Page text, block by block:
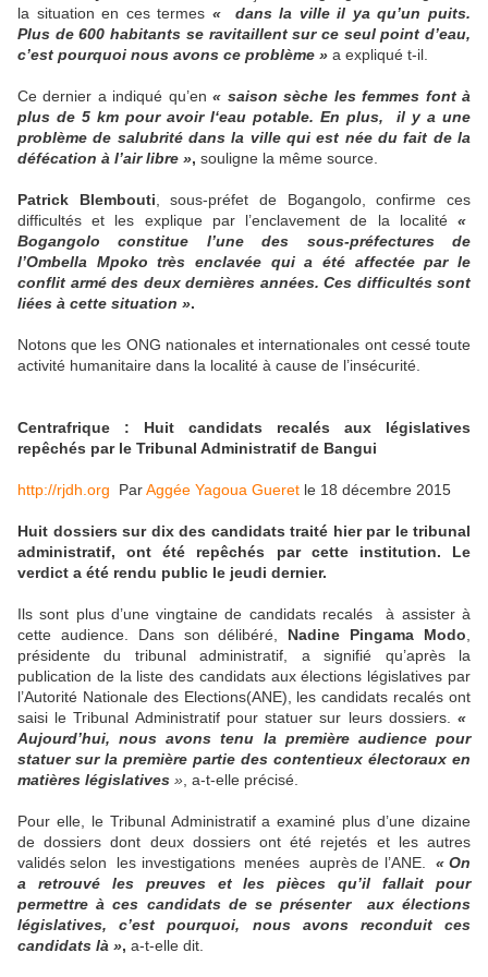
la situation en ces termes « dans la ville il ya qu’un puits.
Plus de 600 habitants se ravitaillent sur ce seul point d’eau,
c’est pourquoi nous avons ce problème » a expliqué t-il.
Ce dernier a indiqué qu’en« saison sèche les femmes font à
plus de 5 km pour avoir l‘eau potable. En plus, il y a une
problème de salubrité dans la ville qui est née du fait de la
défécation à l’air libre », souligne la même source.
Patrick Blembouti , sous-préfet de Bogangolo, confirme ces
difficultés et les explique par l’enclavement de la localité «
Bogangolo constitue l’une des sous-préfectures de
l’Ombella Mpoko très enclavée qui a été affectée par le
conflit armé des deux dernières années. Ces difficultés sont
liées à cette situation ».
Notons que les ONG nationales et internationales ont cessé toute
activité humanitaire dans la localité à cause de l’insécurité.
Centrafrique : Huit candidats recalés aux législatives
repêchés par le Tribunal Administratif de Bangui
http://rjdh.org ParAggée Yagoua Gueret le 18 décembre 2015
Huit dossiers sur dix des candidats traité hier par le tribunal
administratif, ont été repêchés par cette institution. Le
verdict a été rendu public le jeudi dernier.
Ils sont plus d’une vingtaine de candidats recalés à assister à
cette audience. Dans son délibéré, Nadine Pingama Modo
présidente du tribunal administratif, a signifié qu’après la
publication de la liste des candidats aux élections législatives par
l’Autorité Nationale des Elections(ANE), les candidats recalés ont
saisi le Tribunal Administratif pour statuer sur leurs dossiers. «
Aujourd’hui, nous avons tenu la première audience pour
statuer sur la première partie des contentieux électoraux en
matières législatives » , a-t-elle précisé.
Pour elle, le Tribunal Administratif a examiné plus d’une dizaine
de dossiers dont deux dossiers ont été rejetés et les autres
validés selon les investigations menées auprès de l’ANE. « On
a retrouvé les preuves et les pièces qu’il fallait pour
permettre à ces candidats de se présenter aux élections
législatives, c’est pourquoi, nous avons reconduit ces
candidats là », a-t-elle dit.